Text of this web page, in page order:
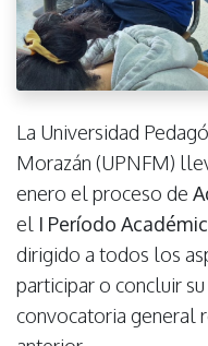
La Universidad
Morazán (UPNFM)
enero el proceso de
el I Período
dirigido a todos los
participar o concluir
convocatoria general